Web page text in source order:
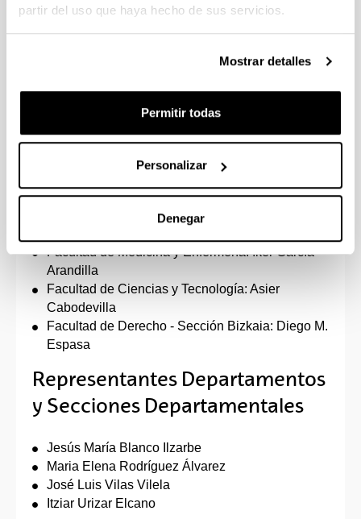
partir del uso que haya hecho de sus servicios.
Mostrar detalles
Permitir todas
Personalizar
Denegar
Aitor Basañez Llantada
Facultad de Educación de Bilbao: Leyre Lampre
Facultad de Economía y Empresa: Alejandro
Comunicación: Celia Rino
Facultad de Relaciones Laborales y Trabajo
Facultad de Medicina y Enfermería: Iker García
Arandilla
Facultad de Ciencias y Tecnología: Asier
Cabodevilla
Facultad de Derecho - Sección Bizkaia: Diego M.
Espasa
Representantes Departamentos
y Secciones Departamentales
Jesús María Blanco Ilzarbe
Maria Elena Rodríguez Álvarez
José Luis Vilas Vilela
Itziar Urizar Elcano